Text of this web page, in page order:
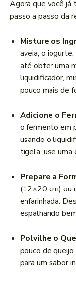
Agora que você já
passo a passo da
Misture os
aveia, o
até obter uma
liquidificador,
pouco mais de
Adicione o
o fermento em
usando o
tigela, use uma
Prepare a
(12×20 cm) ou
enfarinhada.
espalhando
Polvilhe o
pouco de
para um sabor